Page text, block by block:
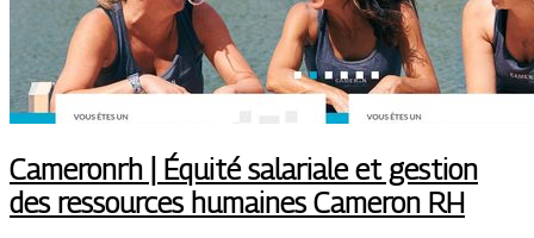
Cameronrh | Équité salariale et gestion
des ressources humaines Cameron RH